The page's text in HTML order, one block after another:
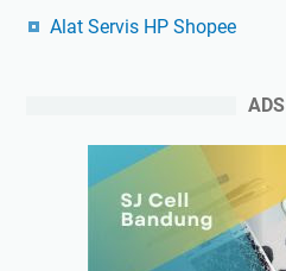
Alat Servis HP Shopee
ADS